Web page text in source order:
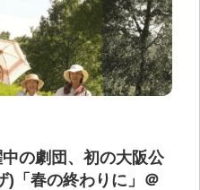
中の劇団、初の大阪公
)「春の終わりに」＠